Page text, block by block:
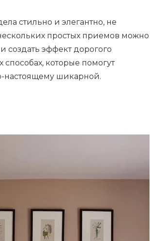
стильно и элегантно, не
простых приемов можно
создать эффект дорогого
способах, которые помогут
настоящему шикарной.